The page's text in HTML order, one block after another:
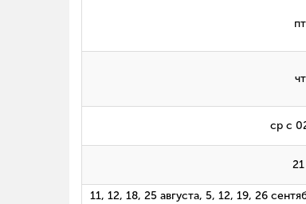
ср с
11, 12, 18, 25 августа, 5, 12, 19, 26